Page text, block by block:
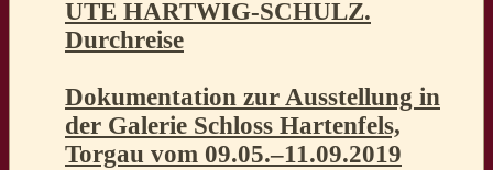
UTE HARTWIG-SCHULZ.
Durchreise
Dokumentation zur Ausstellung in
der Galerie Schloss Hartenfels,
Torgau vom 09.05.–11.09.2019